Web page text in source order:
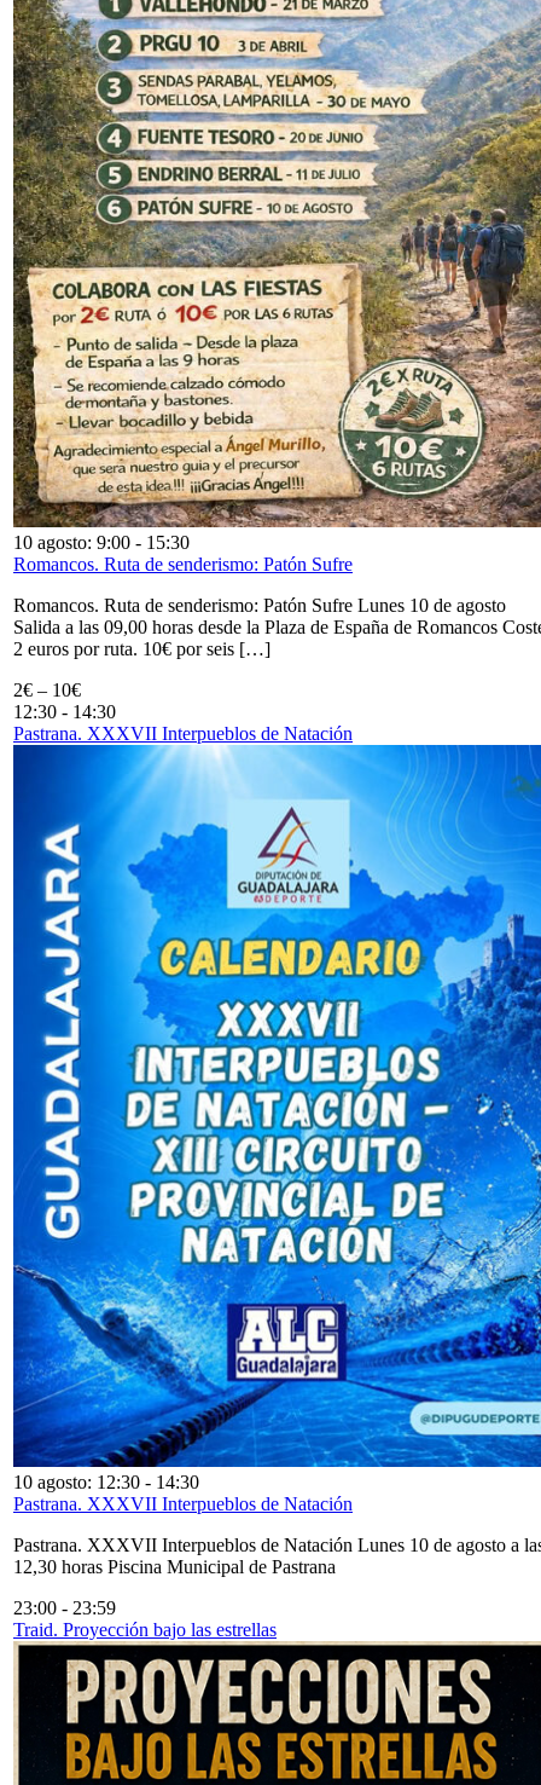
10 agosto: 9:00 - 15:30
Romancos. Ruta de senderismo: Patón Sufre
Romancos. Ruta de senderismo: Patón Sufre Lunes 10 de agosto
Salida a las 09,00 horas desde la Plaza de España de Romancos
2 euros por ruta. 10€ por seis […]
2€ – 10€
12:30 - 14:30
Pastrana. XXXVII Interpueblos de Natación
10 agosto: 12:30 - 14:30
Pastrana. XXXVII Interpueblos de Natación
Pastrana. XXXVII Interpueblos de Natación Lunes 10 de agosto a
12,30 horas Piscina Municipal de Pastrana
23:00 - 23:59
Traid. Proyección bajo las estrellas